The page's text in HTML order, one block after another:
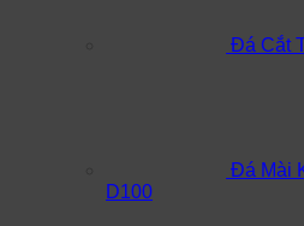
Đá Cắt
Đá Mài
D100